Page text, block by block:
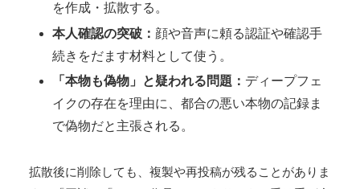
を作成・拡散する。
本人確認の突破： 顔や音声に頼る認証や確認手
続きをだます材料として使う。
「本物も偽物」と疑われる問題： ディープフェ
イクの存在を理由に、都合の悪い本物の記録ま
で偽物だと主張される。
拡散後に削除しても、複製や再投稿が残ることがありま